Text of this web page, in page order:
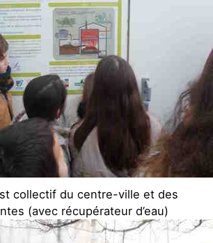
collectif du centre-ville et des
(avec récupérateur d’eau)